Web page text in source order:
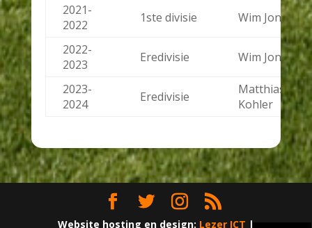
2021-
2022
1ste divisie Wim Jonk
2022-
2023
Eredivisie Wim Jonk
2023-
2024
Eredivisie
Matthias
Kohler
Website hosting en design: Lezer ICT |